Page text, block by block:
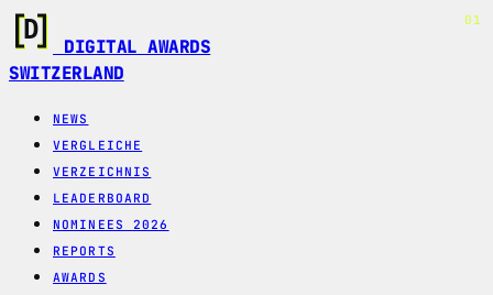
DIGITAL AWARDS
SWITZERLAND
NEWS
VERGLEICHE
VERZEICHNIS
LEADERBOARD
NOMINEES 2026
REPORTS
AWARDS
01